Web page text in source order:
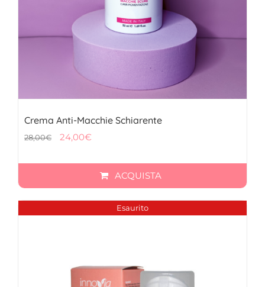
Crema Anti-Macchie Schiarente
28,00€
Il
era:
28,00€.
24,00€
attuale
è:
24,00€.
ACQUISTA
Esaurito